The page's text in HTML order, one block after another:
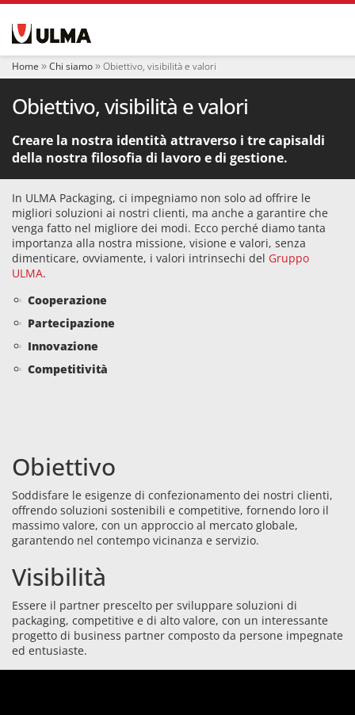
i
Home Chi siamo Obiettivo, visibilità e valori
Obiettivo, visibilità e valori
Creare la nostra identità attraverso i tre capisaldi
della nostra filosofia di lavoro e di gestione.
In ULMA Packaging, ci impegniamo non solo ad offrire le
migliori soluzioni ai nostri clienti, ma anche a garantire che
venga fatto nel migliore dei modi. Ecco perché diamo tanta
importanza alla nostra missione, visione e valori, senza
dimenticare, ovviamente, i valori intrinsechi del Gruppo
ULMA.
Cooperazione
Partecipazione
Innovazione
Competitività
Obiettivo
Soddisfare le esigenze di confezionamento dei nostri clienti,
offrendo soluzioni sostenibili e competitive, fornendo loro il
massimo valore, con un approccio al mercato globale,
garantendo nel contempo vicinanza e servizio.
Visibilità
Essere il partner prescelto per sviluppare soluzioni di
packaging, competitive e di alto valore, con un interessante
progetto di business partner composto da persone impegnate
ed entusiaste.